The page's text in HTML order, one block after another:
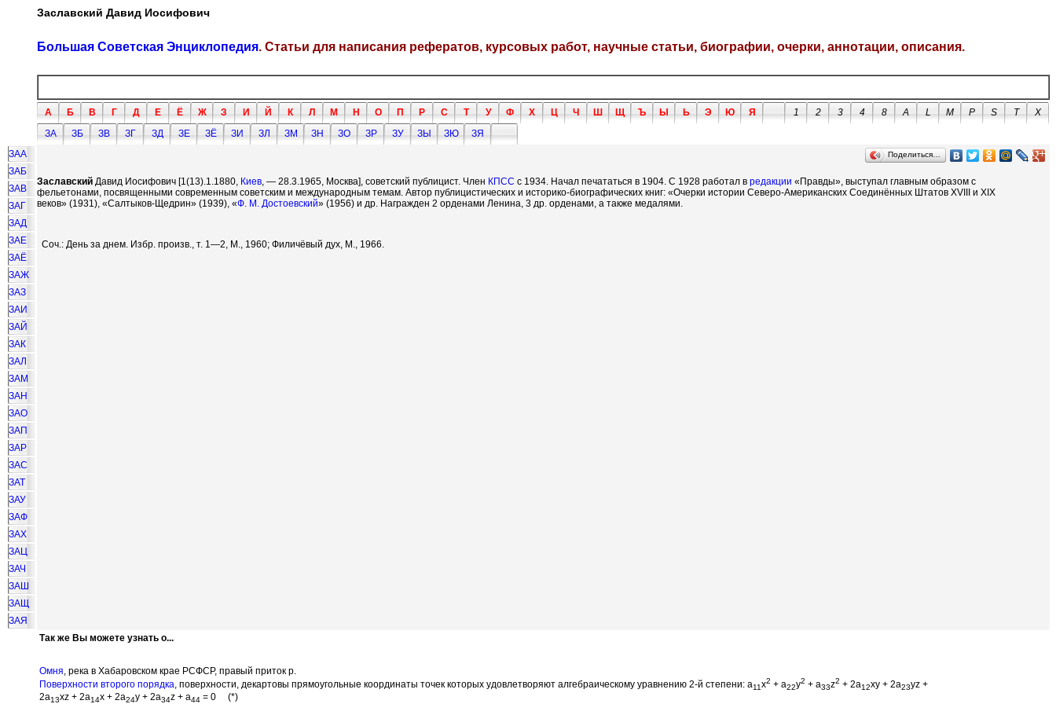
Заславский Давид Иосифович
Большая Советская Энциклопедия. Статьи для написания рефератов, курсовых работ, научные статьи, биографии, очерки, аннотации, описания.
А Б В Г Д Е Ё Ж З И Й К Л М Н О П Р С Т У Ф Х Ц Ч Ш Щ Ъ Ы Ь Э Ю Я 1 2 3 4 8 A L M P S T
X
ЗА
ЗБ ЗВ ЗГ ЗД ЗЕ ЗЁ ЗИ ЗЛ ЗМ ЗН ЗО ЗР ЗУ ЗЫ ЗЮ
ЗЯ
ЗАА
ЗАБ
ЗАВ
ЗАГ
ЗАД
ЗАЕ
ЗАЁ
ЗАЖ
ЗАЗ
ЗАИ
ЗАЙ
ЗАК
ЗАЛ
ЗАМ
ЗАН
ЗАО
ЗАП
ЗАР
ЗАС
ЗАТ
ЗАУ
ЗАФ
ЗАХ
ЗАЦ
ЗАЧ
ЗАШ
ЗАЩ
ЗАЯ
Поделиться…
Заславский Давид Иосифович [1(13).1.1880, Киев, — 28.3.1965, Москва], советский публицист. Член КПСС с 1934. Начал печататься в 1904. С 1928 работал в редакции «Правды», выступал главным образом с
фельетонами, посвященными современным советским и международным темам. Автор публицистических и историко-биографических книг: «Очерки истории Северо-Американских Соединённых Штатов XVIII и XIX
веков» (1931), «Салтыков-Щедрин» (1939), «Ф. М. Достоевский» (1956) и др. Награжден 2 орденами Ленина, 3 др. орденами, а также медалями.
Соч.: День за днем. Избр. произв., т. 1—2, М., 1960; Филичёвый дух, М., 1966.
Так же Вы можете узнать о...
Омня, река в Хабаровском крае РСФСР, правый приток р.
Поверхности второго порядка, поверхности, декартовы прямоугольные координаты точек которых удовлетворяют алгебраическому уравнению 2-й степени: a11x2 + a22y2 + a33z2 + 2a12xy + 2a23yz +
2a13xz + 2a14x + 2a24y + 2a34z + a44 = 0 (*)